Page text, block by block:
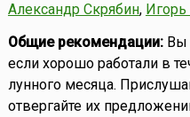
Александр Скрябин,
Общие рекомендации:Вы
если хорошо работали в
лунного месяца.
отвергайте их